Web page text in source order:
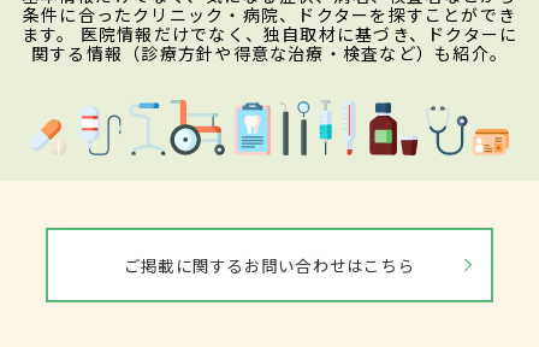
条件に合ったクリニック・病院、ドクターを探すことができ
ます。 医院情報だけでなく、独自取材に基づき、ドクターに
関する情報（診療方針や得意な治療・検査など）も紹介。
ご掲載に関するお問い合わせはこちら